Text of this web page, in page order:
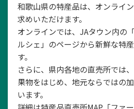
和歌山県の特産品は、オンライ
求めいただけます。
オンラインでは、JAタウン内の
ルシェ」のページから新鮮な特
す。
さらに、県内各地の直売所では
果物をはじめ、地元ならではの
います。